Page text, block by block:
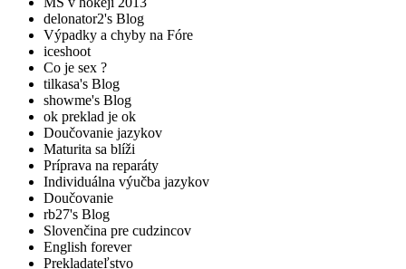
delonator2's Blog
Výpadky a chyby na Fóre
iceshoot
Co je sex ?
tilkasa's Blog
showme's Blog
ok preklad je ok
Doučovanie jazykov
Maturita sa blíži
Príprava na reparáty
Individuálna výučba jazykov
Doučovanie
rb27's Blog
Slovenčina pre cudzincov
English forever
Prekladateľstvo